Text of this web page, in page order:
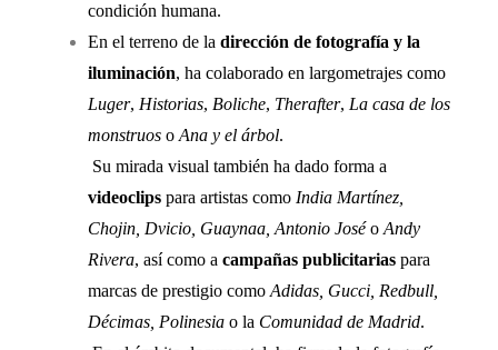
condición humana.
En el terreno de la dirección de fotografía y la
iluminación, ha colaborado en largometrajes como
Luger, Historias, Boliche, Therafter, La casa de los
monstruos o Ana y el árbol.
Su mirada visual también ha dado forma a
videoclips para artistas como India Martínez,
Chojin, Dvicio, Guaynaa, Antonio Joséo Andy
Rivera, así como a campañas publicitarias para
marcas de prestigio como Adidas, Gucci, Redbull,
Décimas, Polinesia o la Comunidad de Madrid.